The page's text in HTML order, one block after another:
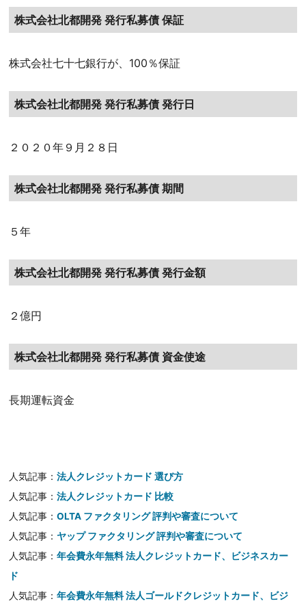
株式会社北都開発 発行私募債 保証
株式会社七十七銀行が、100％保証
株式会社北都開発 発行私募債 発行日
２０２０年９月２８日
株式会社北都開発 発行私募債 期間
５年
株式会社北都開発 発行私募債 発行金額
２億円
株式会社北都開発 発行私募債 資金使途
長期運転資金
人気記事：法人クレジットカード 選び方
人気記事：法人クレジットカード 比較
人気記事：OLTA ファクタリング 評判や審査について
人気記事： ヤップ ファクタリング 評判や審査について
人気記事：年会費永年無料 法人クレジットカード、ビジネスカー
ド
人気記事：年会費永年無料 法人ゴールドクレジットカード、ビジ